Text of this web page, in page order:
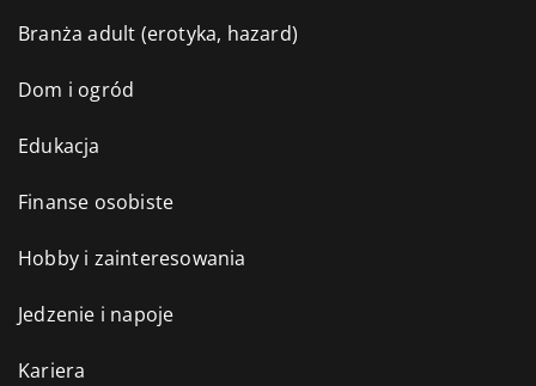
Branża adult (erotyka, hazard)
Dom i ogród
Edukacja
Finanse osobiste
Hobby i zainteresowania
Jedzenie i napoje
Kariera